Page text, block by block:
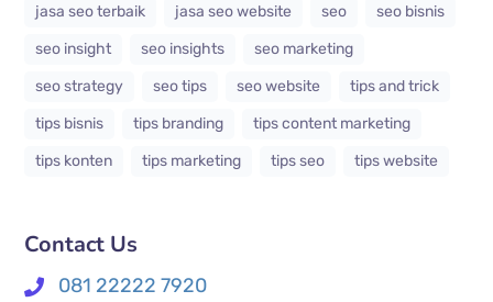
jasa seo terbaik
jasa seo website seo
seo bisnis
seo insight
seo insights
seo marketing
seo strategy
seo tips seo website
tips and trick
tips bisnis
tips branding
tips content marketing
tips konten
tips marketing tips seo tips website
Contact Us
081 22222 7920